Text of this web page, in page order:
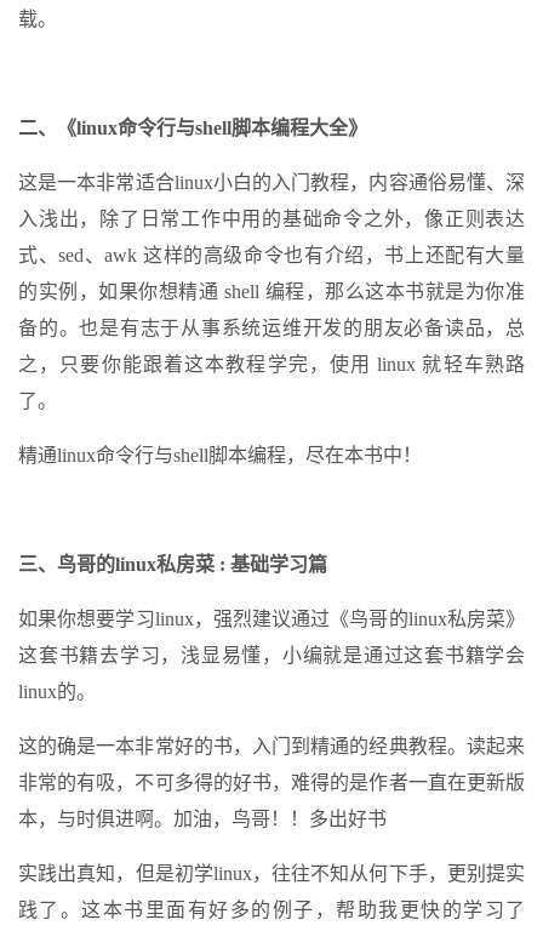
载。
二、《linux命令行与shell脚本编程大全》
这是一本非常适合linux小白的入门教程，内容通俗易懂、深
入浅出，除了日常工作中用的基础命令之外，像正则表达
式、sed、awk 这样的高级命令也有介绍，书上还配有大量
的实例，如果你想精通 shell 编程，那么这本书就是为你准
备的。也是有志于从事系统运维开发的朋友必备读品，总
之，只要你能跟着这本教程学完，使用 linux 就轻车熟路
了。
精通linux命令行与shell脚本编程，尽在本书中！
三、鸟哥的linux私房菜 : 基础学习篇
如果你想要学习linux，强烈建议通过《鸟哥的linux私房菜》
这套书籍去学习，浅显易懂，小编就是通过这套书籍学会
linux的。
这的确是一本非常好的书，入门到精通的经典教程。读起来
非常的有吸，不可多得的好书，难得的是作者一直在更新版
本，与时俱进啊。加油，鸟哥！！多出好书
实践出真知，但是初学linux，往往不知从何下手，更别提实
践了。这本书里面有好多的例子，帮助我更快的学习了